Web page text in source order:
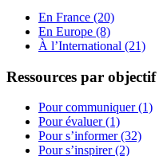
En France (20)
En Europe (8)
À l’International (21)
Ressources par objectif
Pour communiquer (1)
Pour évaluer (1)
Pour s’informer (32)
Pour s’inspirer (2)